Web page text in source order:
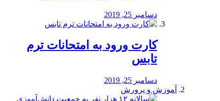
دسامبر 25, 2019
کارت ورود به امتحانات ترم
تابس
دسامبر 25, 2019
آموزش و پرورش